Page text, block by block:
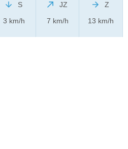
S
3 km/h
JZ
7 km/h
Z
13 km/h